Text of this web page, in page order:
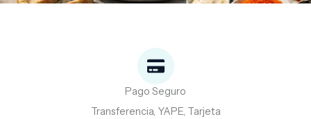
Pago Seguro
Transferencia, YAPE, Tarjeta